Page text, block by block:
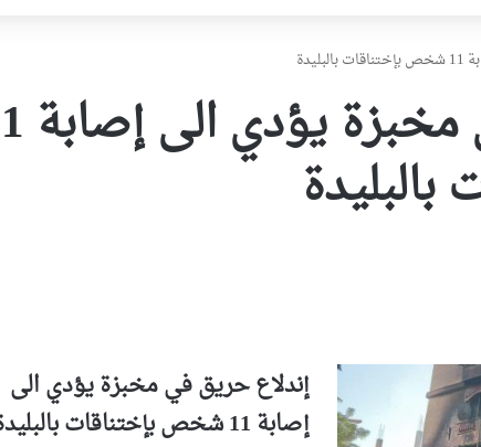
إندلاع
إندلاع حريق في مخبزة يؤدي الى
إصابة 11 شخص بإختناقات بالبليدة